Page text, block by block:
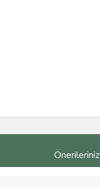
Önerileriniz